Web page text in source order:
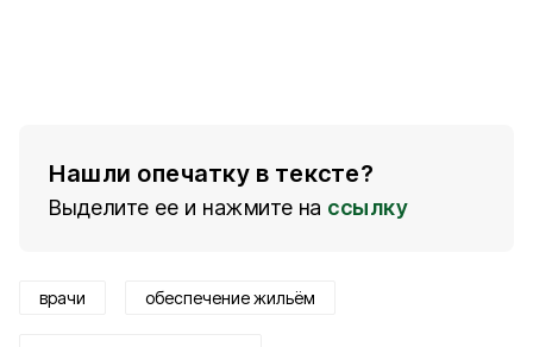
Нашли опечатку в тексте?
Выделите ее и нажмите на ссылку
врачи обеспечение жильём